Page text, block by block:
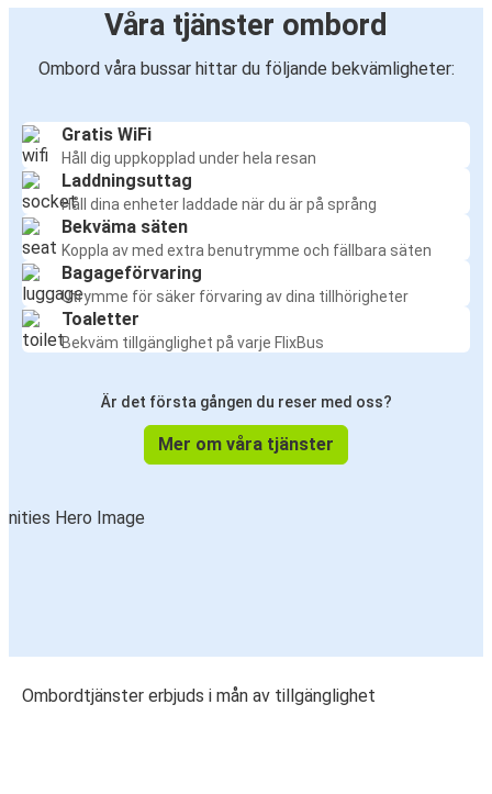
Våra tjänster ombord
Ombord våra bussar hittar du följande bekvämligheter:
Gratis WiFi
Håll dig uppkopplad under hela resan
Laddningsuttag
Håll dina enheter laddade när du är på språng
Bekväma säten
Koppla av med extra benutrymme och fällbara säten
Bagageförvaring
Utrymme för säker förvaring av dina tillhörigheter
Toaletter
Bekväm tillgänglighet på varje FlixBus
Är det första gången du reser med oss?
Mer om våra tjänster
Ombordtjänster erbjuds i mån av tillgänglighet